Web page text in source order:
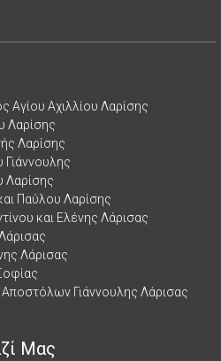
Αγίου Αχιλλίου Λαρίσης
Λαρίσης
Λαρίσης
Γιάννουλης
Λαρίσης
Παύλου Λαρίσης
και Ελένης Λάρισας
Λάρισας
Γιάννουλης Λάρισας
Μας